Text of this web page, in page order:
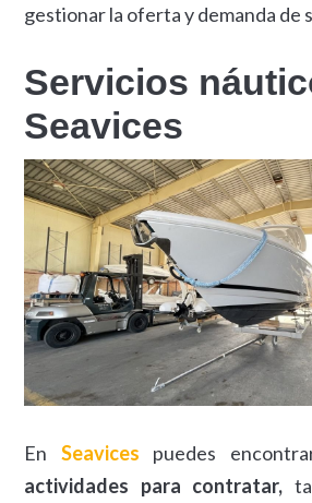
gestionar la oferta y demanda de
Servicios
Seavices
En Seavices puedes
actividades para contratar,